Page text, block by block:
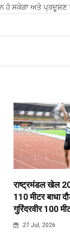
ਹੋ ਸਕੇਗਾ ਅਤੇ ਪ੍ਰਦੂਸ਼ਣ
राष्ट्रमंडल खेल
110 मीटर बाधा
गुरिंदरवीर 100
27 Jul, 2026